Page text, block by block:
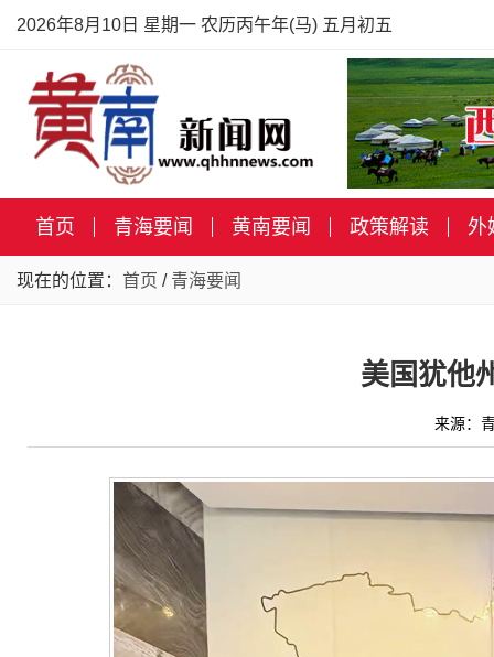
2026年8月10日 星期一 农历丙午年(马) 五月初五
首页 青海要闻 黄南要闻 政策解读 外
现在的位置： 首页 / 青海要闻
美国犹他
来源：